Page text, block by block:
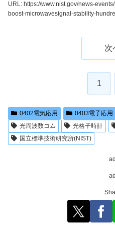
URL: https://www.nist.gov/news-
boost-microwavesignal-stability-
次
1
0402電気応用 0403電子応用
光周波数コム
光格子時計
国立標準技術研究所(NIST)
ad
ad